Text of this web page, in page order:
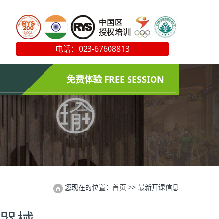
电话：023-67608813
免费体验 FREE SESSION
您现在的位置： 首页 >> 最新开课信息